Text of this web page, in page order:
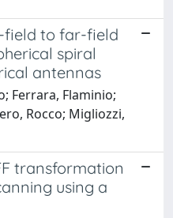
field to far-field
spiral
antennas
Ferrara, Flaminio;
Rocco; Migliozzi,
transformation
using a